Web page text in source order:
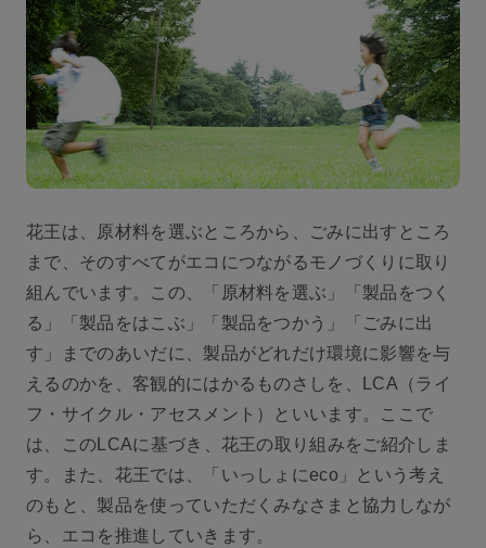
花王は、原材料を選ぶところから、ごみに出すところ
まで、そのすべてがエコにつながるモノづくりに取り
組んでいます。この、「原材料を選ぶ」「製品をつく
る」「製品をはこぶ」「製品をつかう」「ごみに出
す」までのあいだに、製品がどれだけ環境に影響を与
えるのかを、客観的にはかるものさしを、LCA（ライ
フ・サイクル・アセスメント）といいます。ここで
は、このLCAに基づき、花王の取り組みをご紹介しま
す。また、花王では、「いっしょにeco」という考え
のもと、製品を使っていただくみなさまと協力しなが
ら、エコを推進していきます。